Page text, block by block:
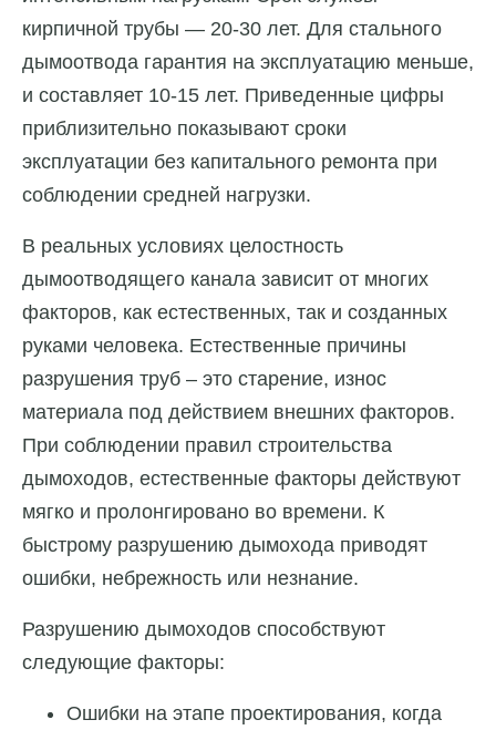
кирпичной трубы — 20-30 лет. Для стального
дымоотвода гарантия на эксплуатацию меньше,
и составляет 10-15 лет. Приведенные цифры
приблизительно показывают сроки
эксплуатации без капитального ремонта при
соблюдении средней нагрузки.
В реальных условиях целостность
дымоотводящего канала зависит от многих
факторов, как естественных, так и созданных
руками человека. Естественные причины
разрушения труб – это старение, износ
материала под действием внешних факторов.
При соблюдении правил строительства
дымоходов, естественные факторы действуют
мягко и пролонгировано во времени. К
быстрому разрушению дымохода приводят
ошибки, небрежность или незнание.
Разрушению дымоходов способствуют
следующие факторы:
Ошибки на этапе проектирования, когда